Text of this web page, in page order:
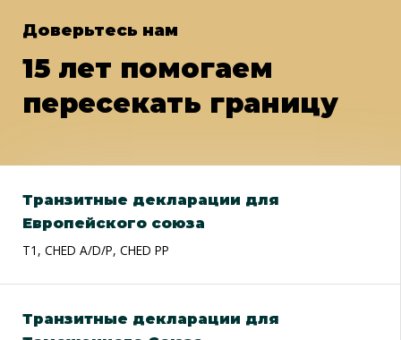
Доверьтесь нам
15 лет помогаем
пересекать границу
Транзитные декларации для
Европейского союза
Т1, CHED A/D/P, CHED PP
Транзитные декларации для